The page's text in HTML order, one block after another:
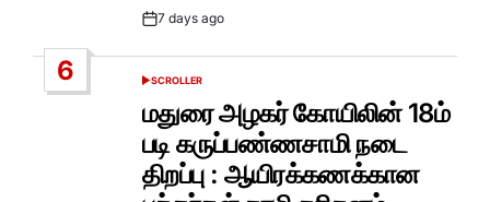
Post7 days ago
6
POSTED
SCROLLER
மதுரை அழகர் கோயிலின் 18ம்
படி கருப்பண்ணசாமி நடை
திறப்பு : ஆயிரக்கணக்கான